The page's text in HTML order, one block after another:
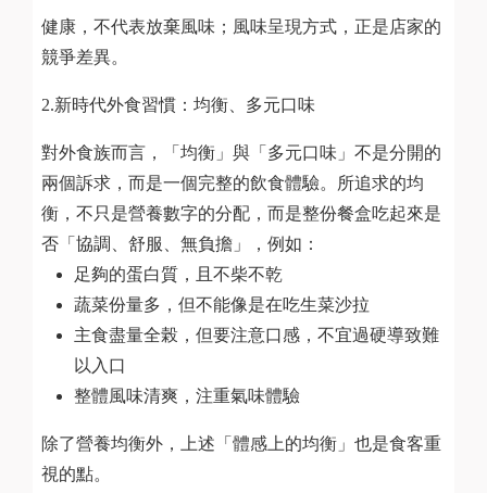
健康，不代表放棄風味；風味呈現方式，正是店家的
競爭差異。
2.新時代外食習慣：均衡、多元口味
對外食族而言，「均衡」與「多元口味」不是分開的
兩個訴求，而是一個完整的飲食體驗。所追求的均
衡，不只是營養數字的分配，而是整份餐盒吃起來是
否「協調、舒服、無負擔」，例如：
足夠的蛋白質，且不柴不乾
蔬菜份量多，但不能像是在吃生菜沙拉
主食盡量全榖，但要注意口感，不宜過硬導致難
以入口
整體風味清爽，注重氣味體驗
除了營養均衡外，上述「體感上的均衡」也是食客重
視的點。